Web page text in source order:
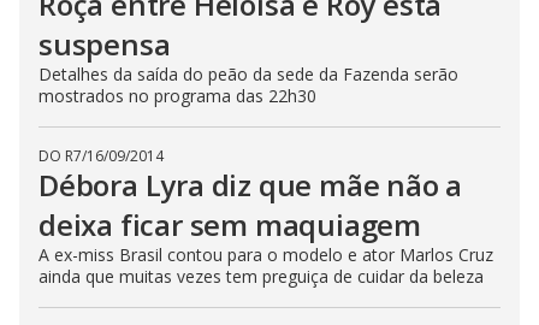
suspensa
Detalhes da saída do peão da sede da Fazenda serão
mostrados no programa das 22h30
DO R7/16/09/2014
Débora Lyra diz que mãe não a
deixa ficar sem maquiagem
A ex-miss Brasil contou para o modelo e ator Marlos Cruz
ainda que muitas vezes tem preguiça de cuidar da beleza